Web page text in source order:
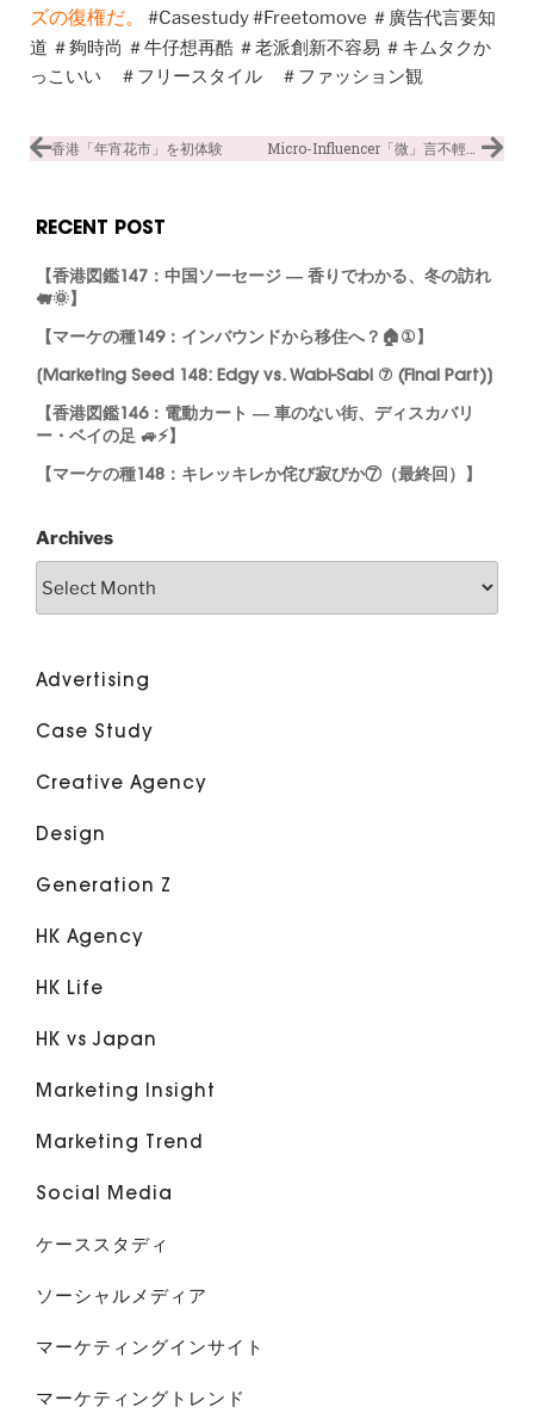
ズの復権だ。
#Casestudy #Freetomove ＃廣告代言要知
道 ＃夠時尚 ＃牛仔想再酷 ＃老派創新不容易 ＃キムタクか
っこいい ＃フリースタイル ＃ファッション観
香港「年宵花市」を初体験 Micro-Influencer「微」言不輕，已成大勢！（中／日）
RECENT POST
【香港図鑑147：中国ソーセージ ― 香りでわかる、冬の訪れ
🐖🌞】
【マーケの種149：インバウンドから移住へ？🏠①】
[Marketing Seed 148: Edgy vs. Wabi-Sabi ⑦ (Final Part)]
【香港図鑑146：電動カート ― 車のない街、ディスカバリ
ー・ベイの足 🚙⚡】
【マーケの種148：キレッキレか侘び寂びか⑦（最終回）】
Archives
Advertising
Case Study
Creative Agency
Design
Generation Z
HK Agency
HK Life
HK vs Japan
Marketing Insight
Marketing Trend
Social Media
ケーススタディ
ソーシャルメディア
マーケティングインサイト
マーケティングトレンド